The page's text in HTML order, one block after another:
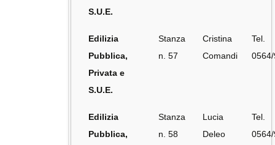
S.U.E.
Edilizia
Pubblica,
Privata e
S.U.E.
Stanza
n. 57
Cristina
Comandi
Tel.
Edilizia
Pubblica,
Stanza
n. 58
Lucia
Deleo
Tel.